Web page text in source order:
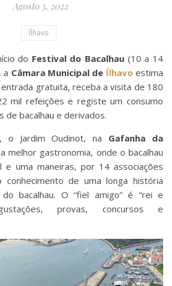
Agosto 3, 2022
Ílhavo
do Festival do Bacalhau (10 a 14
a Câmara Municipal de Ílhavo estima
gratuita, receba a visita de 180
mil refeições e registe um consumo
de bacalhau e derivados.
o Jardim Oudinot, na Gafanha da
melhor gastronomia, onde o bacalhau
uma maneiras, por 14 associações
conhecimento de uma longa história
bacalhau. O “fiel amigo” é “rei e
provas, concursos e